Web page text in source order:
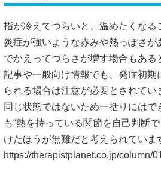
指が冷えてつらいと、温めたくなる
炎症が強いような赤みや熱っぽさが
でかえってつらさが増す場合もあ
記事や一般向け情報でも、発症初期
られる場合は注意が必要とされて
同じ状態ではないため一括りにはで
も“熱を持っている関節を自己判断
けたほうが無難だと考えられていま
https://therapistplanet.co.jp/column/